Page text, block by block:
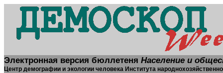
Электронная версия бюллетеня Население и
Центр демографии и экологии человека Института